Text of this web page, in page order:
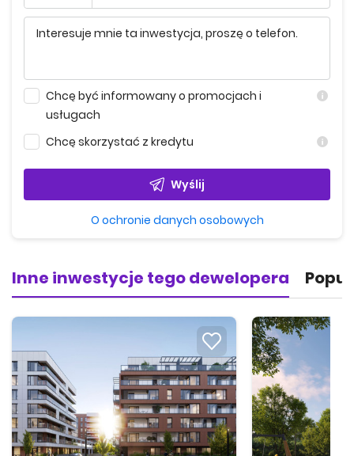
Chcę być informowany o promocjach i
usługach
Chcę skorzystać z kredytu
Wyślij
O ochronie danych osobowych
Inne inwestycje tego dewelopera